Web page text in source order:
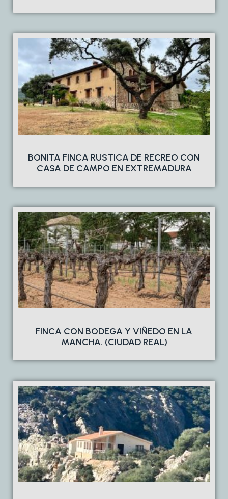
BONITA FINCA RUSTICA DE RECREO CON
CASA DE CAMPO EN EXTREMADURA
FINCA CON BODEGA Y VIÑEDO EN LA
MANCHA. (CIUDAD REAL)